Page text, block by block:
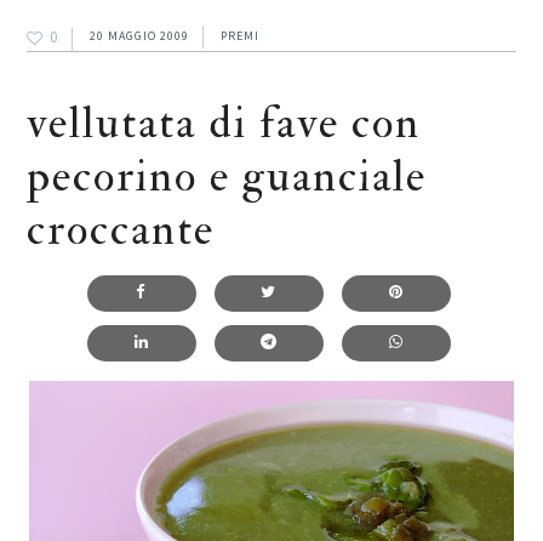
0 20 MAGGIO 2009 PREMI
vellutata di fave con
pecorino e guanciale
croccante